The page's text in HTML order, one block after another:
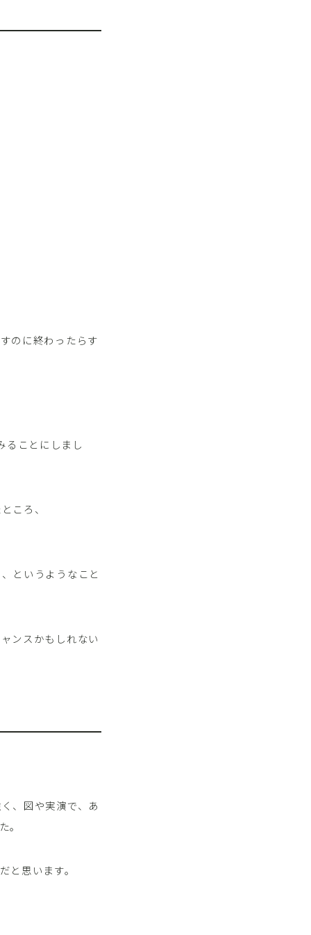
のに終わったらす
ることにしまし
ころ、
というようなこと
ンスかもしれない
、図や実演で、あ
。
と思います。